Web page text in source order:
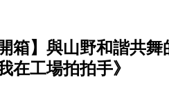
箱】與山野和諧共
在工場拍拍手》